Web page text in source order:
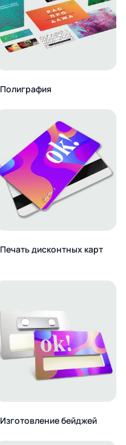
Полиграфия
Печать дисконтных карт
Изготовление бейджей